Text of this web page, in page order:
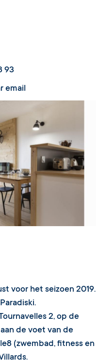
93
email
voor het seizoen 2019.
2, op de
de voet van de
(zwembad, fitness en